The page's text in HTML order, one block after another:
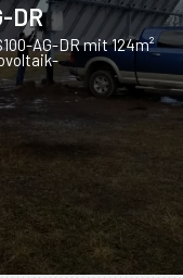
DR
AG-DR mit 124m²